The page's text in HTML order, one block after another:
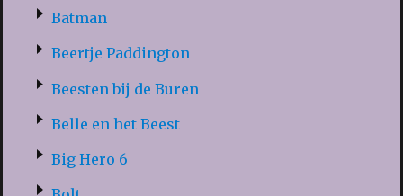
Batman
Beertje Paddington
Beesten bij de Buren
Belle en het Beest
Big Hero 6